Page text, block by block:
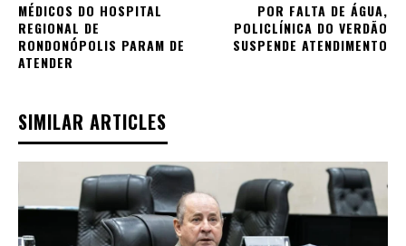
MÉDICOS DO HOSPITAL
REGIONAL DE
RONDONÓPOLIS PARAM DE
ATENDER
POR FALTA DE ÁGUA,
POLICLÍNICA DO VERDÃO
SUSPENDE ATENDIMENTO
SIMILAR ARTICLES